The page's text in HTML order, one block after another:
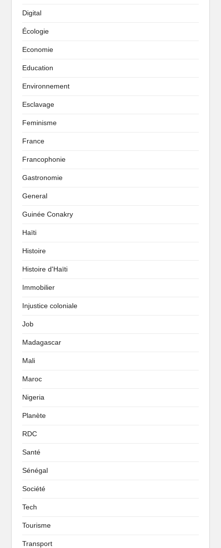
Digital
Écologie
Economie
Education
Environnement
Esclavage
Feminisme
France
Francophonie
Gastronomie
General
Guinée Conakry
Haïti
Histoire
Histoire d'Haïti
Immobilier
Injustice coloniale
Job
Madagascar
Mali
Maroc
Nigeria
Planète
RDC
Santé
Sénégal
Société
Tech
Tourisme
Transport